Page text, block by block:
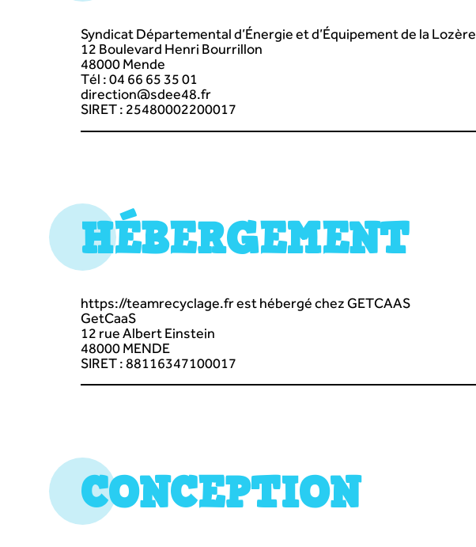
Syndicat Départemental d’Énergie et d’Équipement de la Lozère
12 Boulevard Henri Bourrillon
48000 Mende
Tél : 04 66 65 35 01
direction@sdee48.fr
SIRET : 25480002200017
HÉBERGEMENT
https://teamrecyclage.frest hébergé chez GETCAAS
GetCaaS
12 rue Albert Einstein
48000 MENDE
SIRET : 88116347100017
CONCEPTION